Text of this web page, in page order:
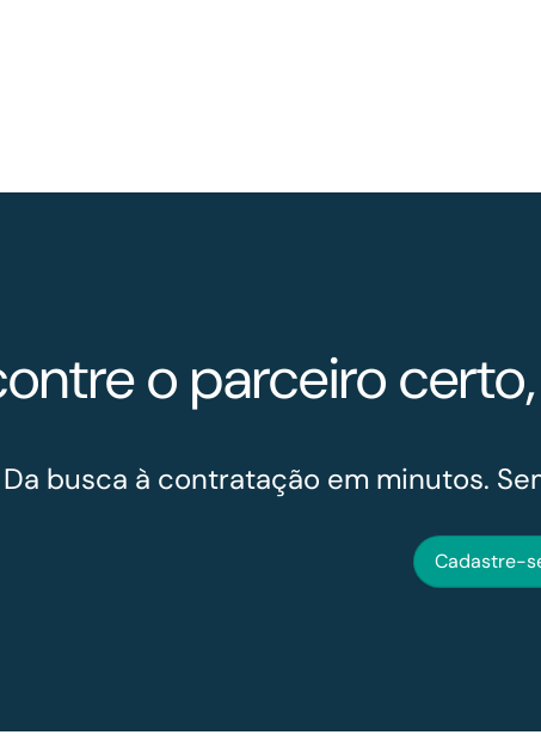
o parceiro
Da busca à contratação em minutos.
Cadastre-